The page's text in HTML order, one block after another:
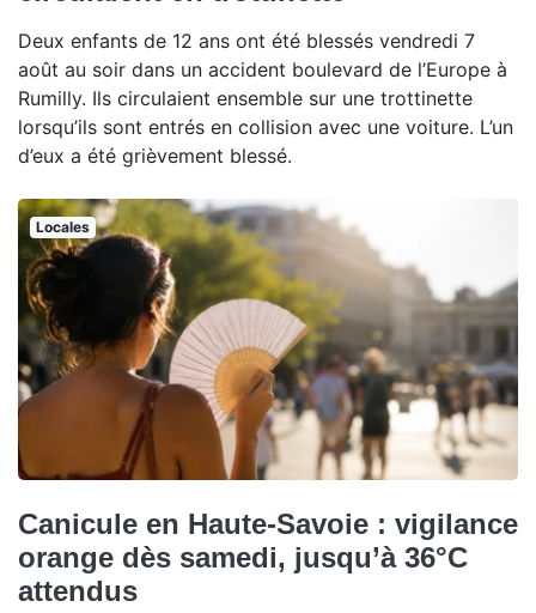
Deux enfants de 12 ans ont été blessés vendredi 7
août au soir dans un accident boulevard de l’Europe à
Rumilly. Ils circulaient ensemble sur une trottinette
lorsqu’ils sont entrés en collision avec une voiture. L’un
d’eux a été grièvement blessé.
Locales
Canicule en Haute-Savoie : vigilance
orange dès samedi, jusqu’à 36°C
attendus